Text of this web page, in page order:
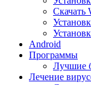
Скачать
Android
Программы
Лучшие
Лечение